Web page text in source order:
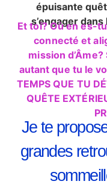
épuisante
s’engager
Et toi? Où en es-
connecté et
mission
autant que tu le
TEMPS QUE TU
QUÊTE
Je te
grandes